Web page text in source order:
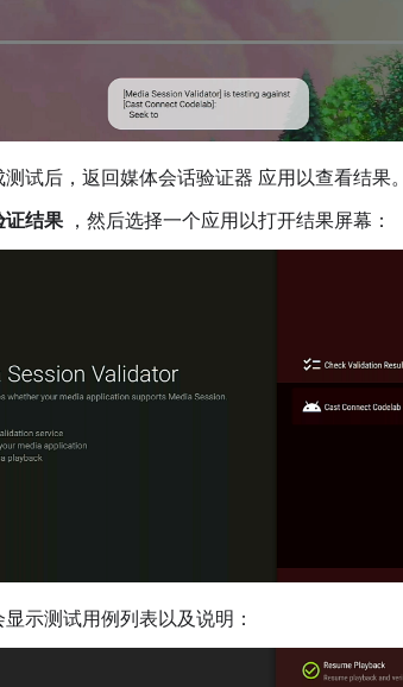
试后，返回媒体会话验证器 应用以查看结果。
证结果 ，然后选择一个应用以打开结果屏幕：
示测试用例列表以及说明：